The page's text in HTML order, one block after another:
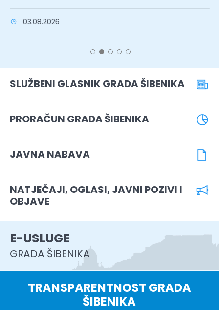
03.08.2026
SLUŽBENI GLASNIK GRADA ŠIBENIKA
PRORAČUN GRADA ŠIBENIKA
JAVNA NABAVA
NATJEČAJI, OGLASI, JAVNI POZIVI I
OBJAVE
E-USLUGE
GRADA ŠIBENIKA
TRANSPARENTNOST GRADA
ŠIBENIKA